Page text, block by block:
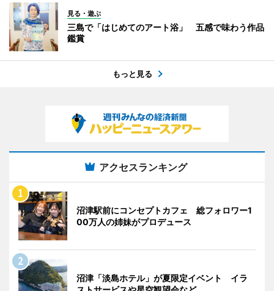
見る・遊ぶ
三島で「はじめてのアート浴」 五感で味わう作品
鑑賞
もっと見る
アクセスランキング
沼津駅前にコンセプトカフェ 総フォロワー1
00万人の姉妹がプロデュース
沼津「淡島ホテル」が夏限定イベント イラ